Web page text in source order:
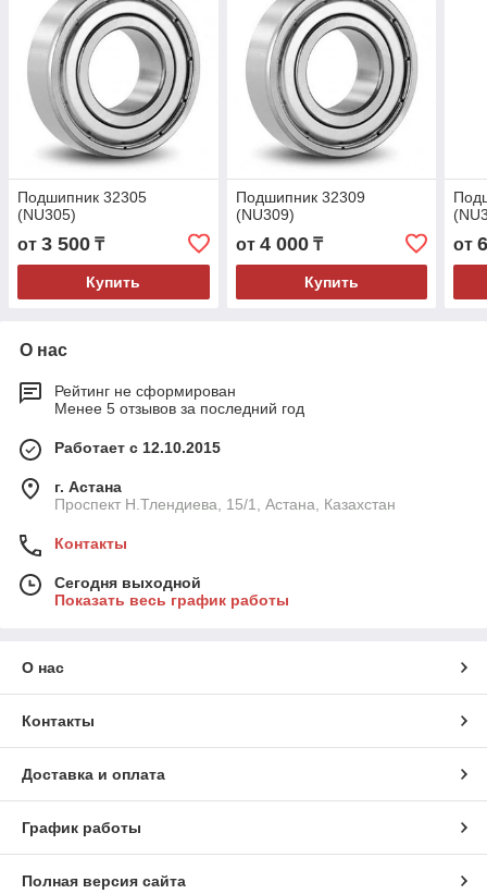
Подшипник 32305
(NU305)
от 3 500 ₸
Купить
Подшипник 32309
(NU309)
от 4 000₸
Купить
от
О нас
Рейтинг не сформирован
Менее 5 отзывов за последний год
Работает с 12.10.2015
г. Астана
Проспект Н.Тлендиева, 15/1, Астана, Казахстан
Контакты
Сегодня выходной
Показать весь график работы
О нас
Контакты
Доставка и оплата
График работы
Полная версия сайта